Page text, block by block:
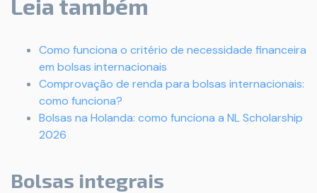
Leia também
Como funciona o critério de necessidade financeira
em bolsas internacionais
Comprovação de renda para bolsas internacionais:
como funciona?
Bolsas na Holanda: como funciona a NL Scholarship
2026
Bolsas integrais